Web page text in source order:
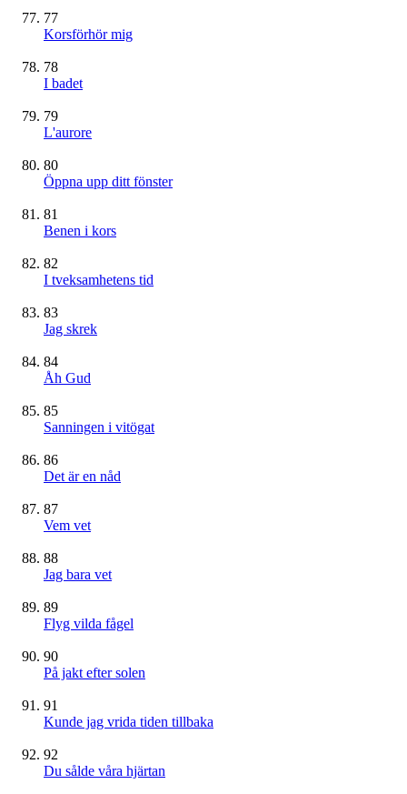
77
Korsförhör mig
78
I badet
79
L'aurore
80
Öppna upp ditt fönster
81
Benen i kors
82
I tveksamhetens tid
83
Jag skrek
84
Åh Gud
85
Sanningen i vitögat
86
Det är en nåd
87
Vem vet
88
Jag bara vet
89
Flyg vilda fågel
90
På jakt efter solen
91
Kunde jag vrida tiden tillbaka
92
Du sålde våra hjärtan